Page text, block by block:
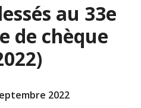
au 33e
de chèque
2022